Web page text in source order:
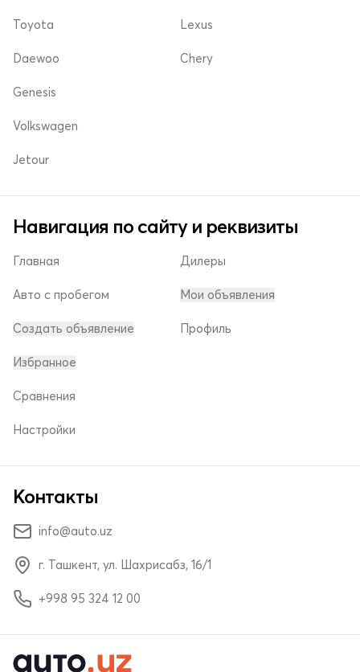
Toyota
Daewoo
Lexus
Chery
Genesis
Volkswagen
Jetour
Навигация по сайту и реквизиты
Главная
Авто с пробегом
Создать объявление
Дилеры
Мои объявления
Профиль
Избранное
Сравнения
Настройки
Контакты
info@auto.uz
г. Ташкент, ул. Шахрисабз, 16/1
+998 95 324 12 00